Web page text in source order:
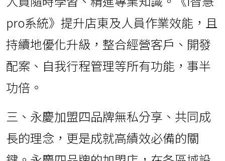
pro系統》提升店東及人員作業效能，且
持續地優化升級，整合經營客戶、開發
配案、自我行程管理等所有功能，事半
功倍。
三、永慶加盟四品牌無私分享、共同成
長的理念，更是成就高績效必備的關